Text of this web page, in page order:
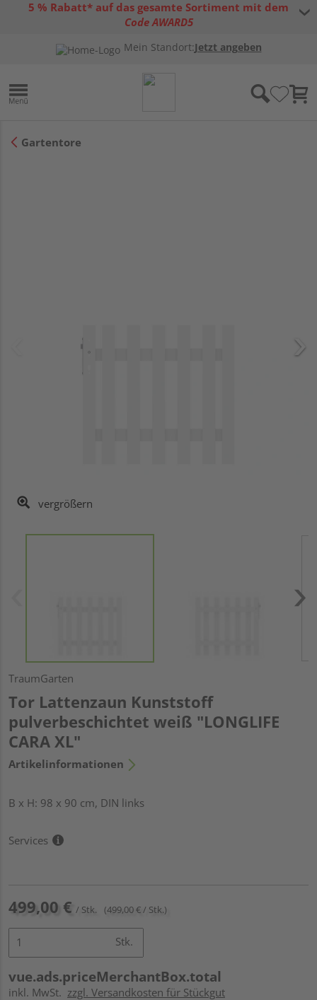
5 % Rabatt* auf das gesamte Sortiment mit dem
Code AWARD5
Gutscheinbedingungen
Mein Standort:Jetzt angeben
Gartentore
vergrößern
TraumGarten
Tor Lattenzaun Kunststoff
pulverbeschichtet weiß "LONGLIFE
CARA XL"
Artikelinformationen
B x H: 98 x 90 cm, DIN links
Services
499,00 € / Stk. (499,00 € / Stk.)
Stk.
vue.ads.priceMerchantBox.total
inkl. MwSt. zzgl. Versandkosten für Stückgut